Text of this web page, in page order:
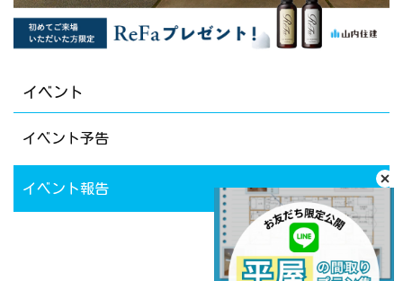
イベント
イベント予告
イベント報告